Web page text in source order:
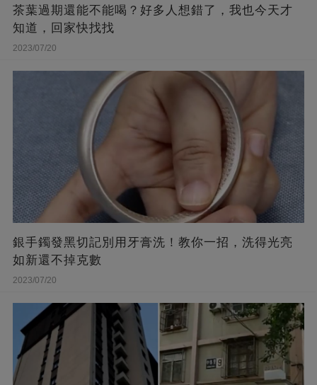
茶葉過期還能不能喝？好多人想錯了，我也今天才
知道，回家快找找
2023/07/20
銀手鐲發黑切記別用牙膏洗！教你一招，洗得光亮
如新還不掉克數
2023/07/20